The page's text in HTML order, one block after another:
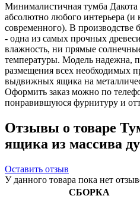
Минималистичная тумба Дакота
абсолютно любого интерьера (и
современного). В производстве
- одна из самых прочных
влажность, ни прямые
температуры. Модель надежна,
размещения всех необходимых
выдвижных ящика на
Оформить заказ можно по
понравившуюся фурнитуру и
Отзывы о товаре
ящика из массива
Оставить отзыв
У данного товара пока нет
СБОРКА